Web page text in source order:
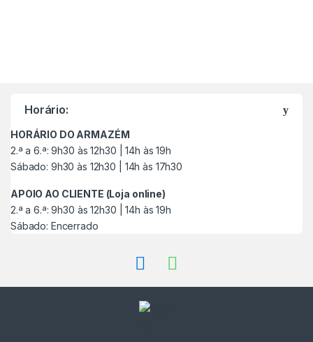
r
Horário:
HORÁRIO DO ARMAZÉM
2.ª a 6.ª: 9h30 às 12h30 | 14h às 19h
Sábado: 9h30 às 12h30 | 14h às 17h30
APOIO AO CLIENTE (Loja online)
2.ª a 6.ª: 9h30 às 12h30 | 14h às 19h
Sábado: Encerrado